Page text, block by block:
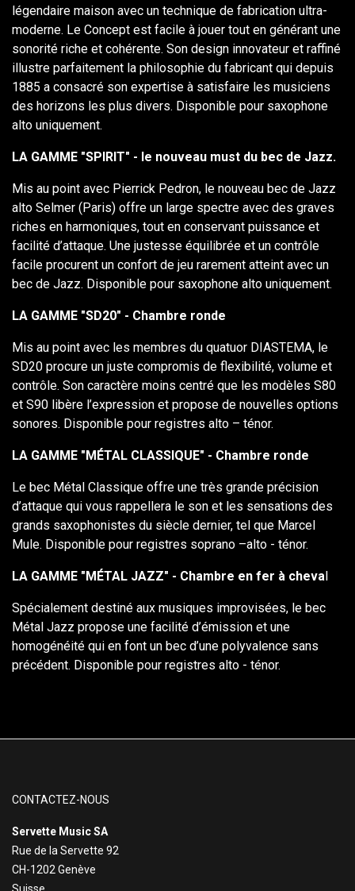
légendaire maison avec un technique de fabrication ultra-
moderne. Le Concept est facile à jouer tout en générant une
sonorité riche et cohérente. Son design innovateur et raffiné
illustre parfaitement la philosophie du fabricant qui depuis
1885 a consacré son expertise à satisfaire les musiciens
des horizons les plus divers. Disponible pour saxophone
alto uniquement.
LA GAMME "SPIRIT" - le nouveau must du bec de Jazz.
Mis au point avec Pierrick Pedron, le nouveau bec de Jazz
alto Selmer (Paris) offre un large spectre avec des graves
riches en harmoniques, tout en conservant puissance et
facilité d’attaque. Une justesse équilibrée et un contrôle
facile procurent un confort de jeu rarement atteint avec un
bec de Jazz. Disponible pour saxophone alto uniquement.
LA GAMME "SD20" - Chambre ronde
Mis au point avec les membres du quatuor DIASTEMA, le
SD20 procure un juste compromis de flexibilité, volume et
contrôle. Son caractère moins centré que les modèles S80
et S90 libère l’expression et propose de nouvelles options
sonores. Disponible pour registres alto – ténor.
LA GAMME "MÉTAL CLASSIQUE" - Chambre ronde
Le bec Métal Classique offre une très grande précision
d’attaque qui vous rappellera le son et les sensations des
grands saxophonistes du siècle dernier, tel que Marcel
Mule. Disponible pour registres soprano –alto - ténor.
LA GAMME "MÉTAL JAZZ" - Chambre en fer à cheval
Spécialement destiné aux musiques improvisées, le bec
Métal Jazz propose une facilité d’émission et une
homogénéité qui en font un bec d’une polyvalence sans
précédent. Disponible pour registres alto - ténor.
CONTACTEZ-NOUS
Servette Music SA
Rue de la Servette 92
CH-1202 Genève
Suisse